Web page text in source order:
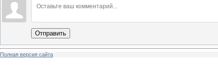
Отправить
Полная версия сайта